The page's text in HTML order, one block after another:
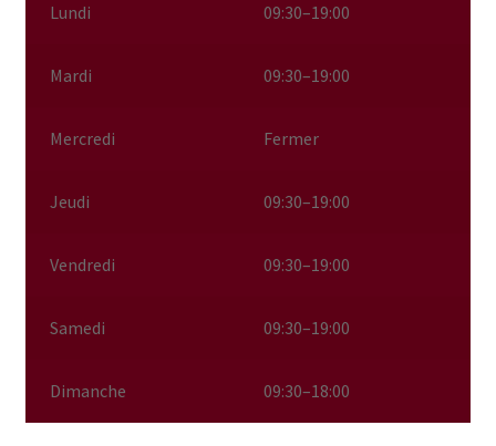
Lundi 09:30–19:00
Mardi 09:30–19:00
Mercredi Fermer
Jeudi 09:30–19:00
Vendredi 09:30–19:00
Samedi 09:30–19:00
Dimanche 09:30–18:00